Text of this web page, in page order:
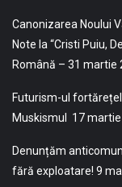
Canonizarea Noului
Note la “Cristi Puiu,
Română – 31 martie
Futurism-ul
Muskismul
17
Denunțăm
fără exploatare! 9